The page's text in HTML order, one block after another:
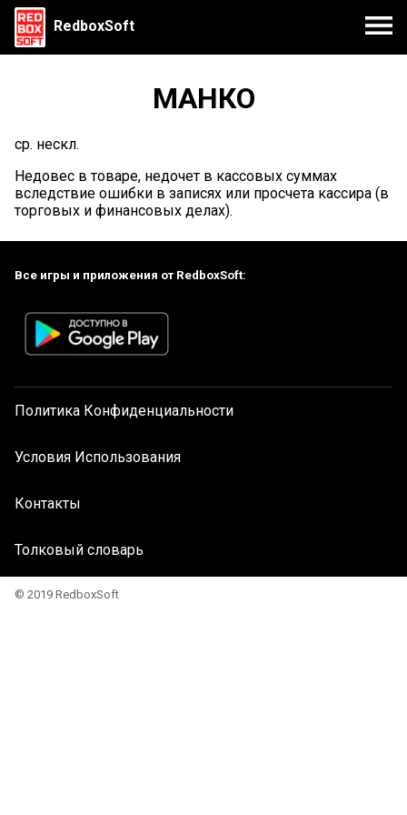
RedboxSoft
МАНКО
ср. нескл.
Недовес в товаре, недочет в кассовых суммах
вследствие ошибки в записях или просчета кассира (в
торговых и финансовых делах).
Все игры и приложения от RedboxSoft:
Политика Конфиденциальности
Условия Использования
Контакты
Толковый словарь
© 2019 RedboxSoft